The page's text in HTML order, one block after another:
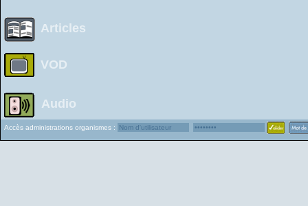
Articles
VOD
Audio
Accès administrations organismes :